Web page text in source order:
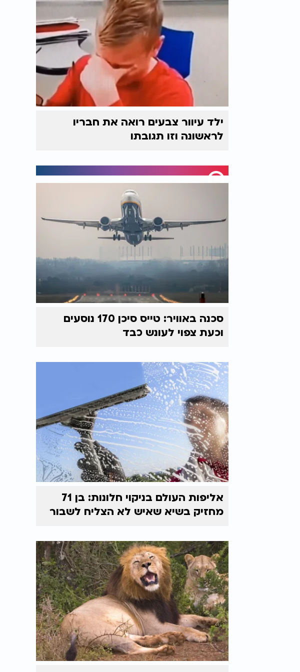
ילד עיוור צבעים רואה את חבריו
לראשונה וזו תגובתו
סכנה באוויר: טייס סיכן 170 נוסעים
וכעת צפוי לעונש כבד
אליפות העולם בניקוי חלונות: בן 71
מחזיק בשיא שאיש לא הצליח לשבור